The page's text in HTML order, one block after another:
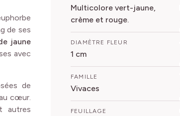
de ses
jaune
avec
de
cœur.
autres
Multicolore vert-jaune,
crème et rouge.
DIAMÈTRE FLEUR
1 cm
FAMILLE
Vivaces
FEUILLAGE